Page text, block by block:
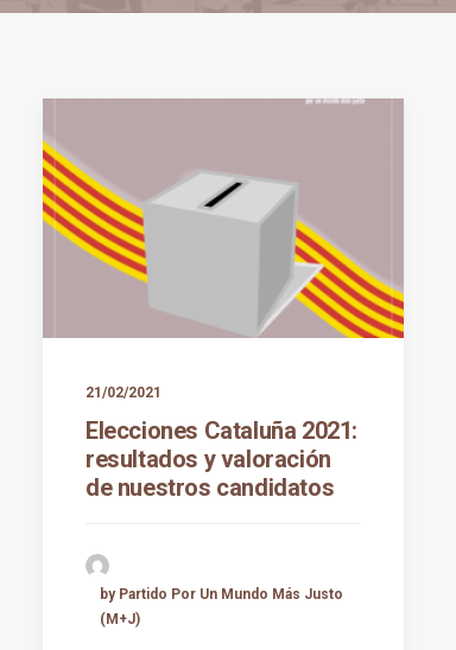
21/02/2021
Elecciones Cataluña 2021:
resultados y valoración
de nuestros candidatos
by Partido Por Un Mundo Más Justo
(M+J)